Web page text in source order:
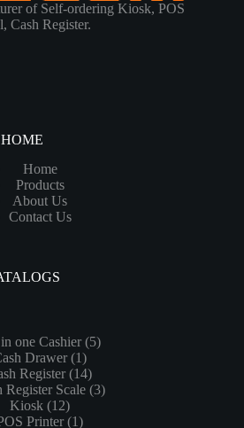
of Self-ordering Kiosk, POS
Cash Register.
HOME
Home
Products
About Us
Contact Us
one Cashier 55
品
Drawer 11
个
产
Register 1414
个
Register Scale 33
Kiosk 1212
个
Printer 11